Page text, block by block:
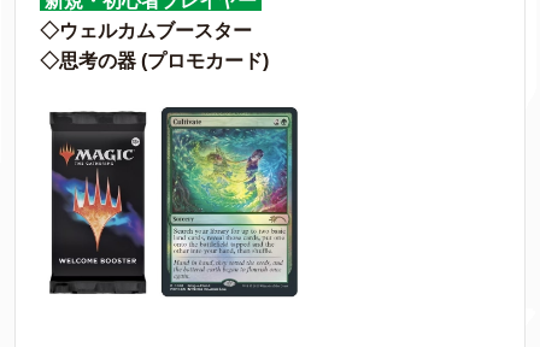
◇ウェルカムブースター
◇思考の器 (プロモカード)